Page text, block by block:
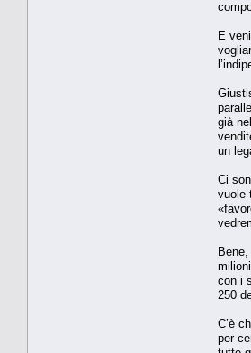
E
già
un
Ci
vuole
con i
250
C’è
per